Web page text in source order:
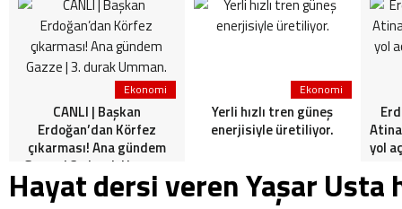
Ekonomi
CANLI | Başkan
Erdoğan’dan Körfez
çıkarması! Ana gündem
Gazze | 3. durak Umman.
Ekonomi
Yerli hızlı tren güneş
enerjisiyle üretiliyor.
yol
Hayat dersi veren Yaşar